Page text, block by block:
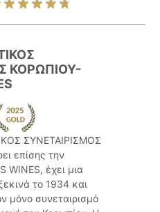
ΚΟΡΩΠΙΟΥ-
ΣΥΝΕΤΑΙΡΙΣΜΟΣ
επίσης την
WINES, έχει μια
το 1934 και
μόνο συνεταιρισμό